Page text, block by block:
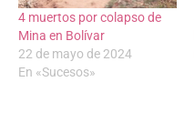
4 muertos por colapso de
Mina en Bolívar
22 de mayo de 2024
En «Sucesos»